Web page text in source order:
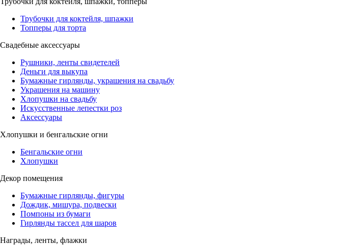
Трубочки для коктейля, шпажки
Топперы для торта
Свадебные аксессуары
Рушники, ленты свидетелей
Деньги для выкупа
Бумажные гирлянды, украшения на свадьбу
Украшения на машину
Хлопушки на свадьбу
Искусственные лепестки роз
Аксессуары
Хлопушки и бенгальские огни
Бенгальские огни
Хлопушки
Декор помещения
Бумажные гирлянды, фигуры
Дождик, мишура, подвески
Помпоны из бумаги
Гирлянды тассел для шаров
Награды, ленты, флажки